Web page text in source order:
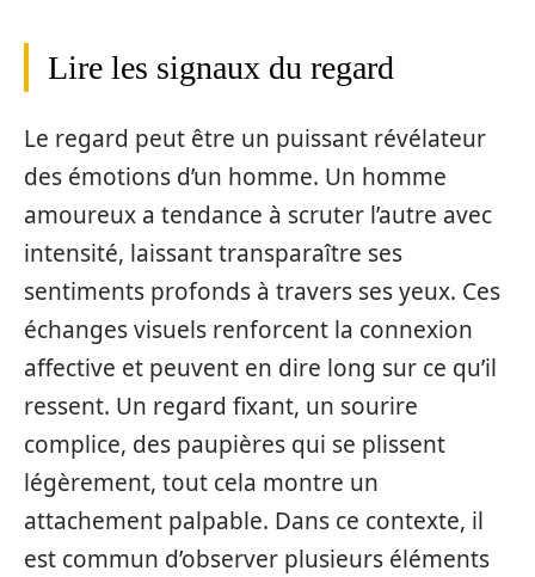
Lire les signaux du regard
Le regard peut être un puissant révélateur
des émotions d’un homme. Un homme
amoureux a tendance à scruter l’autre avec
intensité, laissant transparaître ses
sentiments profonds à travers ses yeux. Ces
échanges visuels renforcent la connexion
affective et peuvent en dire long sur ce qu’il
ressent. Un regard fixant, un sourire
complice, des paupières qui se plissent
légèrement, tout cela montre un
attachement palpable. Dans ce contexte, il
est commun d’observer plusieurs éléments